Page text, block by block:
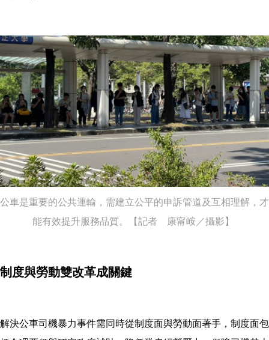
公車是重要的公共運輸，需建立公平的申訴管道及互相理解，才
能有效提升服務品質。【記者 康甯峖／攝影】
制度與勞動雙改革成關鍵
解決公車司機暴力事件需同時從制度面與勞動面著手，制度面包